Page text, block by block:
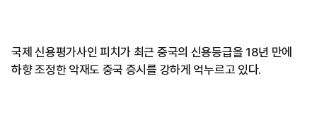
국제 신용평가사인 피치가 최근 중국의 신용등급을 18년 만에
하향 조정한 악재도 중국 증시를 강하게 억누르고 있다.